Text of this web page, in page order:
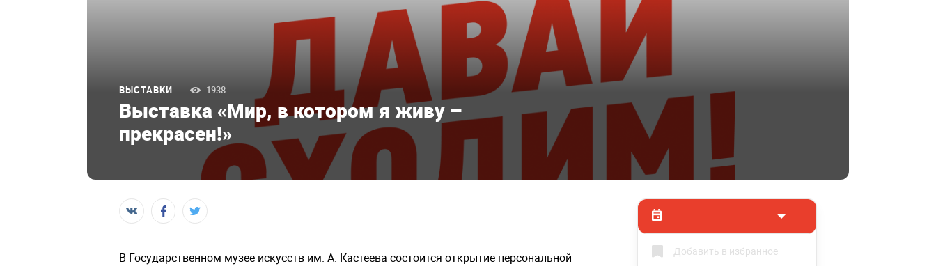
ВЫСТАВКИ 1938
Выставка «Мир, в котором я живу –
прекрасен!»
Добавить в избранное
В Государственном музее искусств им. А. Кастеева состоится открытие персональной